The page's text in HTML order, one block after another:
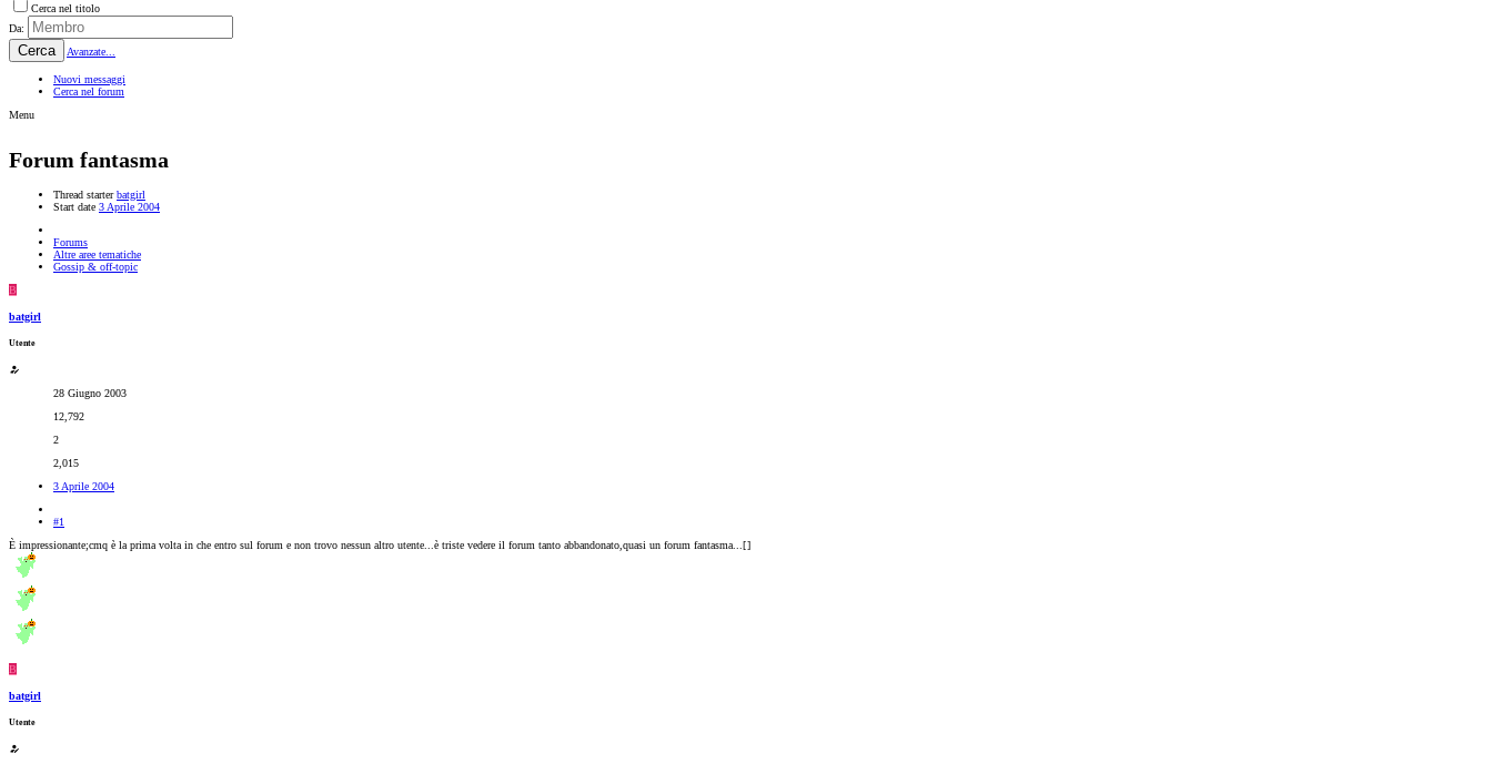
Cerca nel titolo
Da:
Cerca Avanzate...
Nuovi messaggi
Cerca nel forum
Menu
Forum fantasma
Thread starter batgirl
Start date 3 Aprile 2004
Forums
Altre aree tematiche
Gossip & off-topic
B
batgirl
Utente
28 Giugno 2003
12,792
2
2,015
3 Aprile 2004
#1
È impressionante;cmq è la prima volta in che entro sul forum e non trovo nessun altro utente...è triste vedere il forum tanto abbandonato,quasi un forum fantasma...[]
B
batgirl
Utente